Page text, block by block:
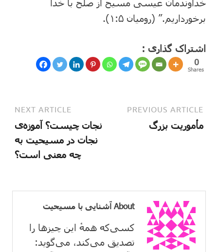
خداوندمان عیسی مسیح از صلح با خدا
برخورداریم.” (رومیان ۱:۵).
اشتراک گذاری :
0
Shares
PREVIOUS ARTICLE
مأموریت بزرگ
NEXT ARTICLE
نجات چیست؟ آموزه‌ی
نجات در مسیحیت به
چه معنی است؟
About آشنایی با مسیحیت
کسی‌که همهٔ این چیزها را
تصدیق می‌كند، می‌گوید: